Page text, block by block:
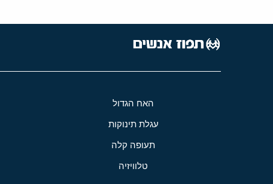
האח הגדול
עגלת תינוקות
תעופה קלה
טלוויזיה